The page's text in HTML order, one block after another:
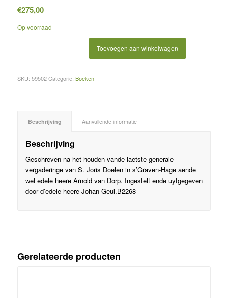
€275,00
Op voorraad
Toevoegen aan winkelwagen
SKU: 59502 Categorie: Boeken
Beschrijving Aanvullende informatie
Beschrijving
Geschreven na het houden vande laetste generale
vergaderinge van S. Joris Doelen in s’Graven-Hage aende
wel edele heere Arnold van Dorp. Ingestelt ende uytgegeven
door d’edele heere Johan Geul.B2268
Gerelateerde producten